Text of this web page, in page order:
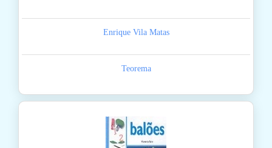
Enrique Vila Matas
Teorema